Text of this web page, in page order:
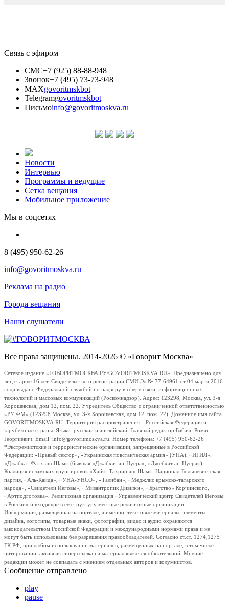
Связь с эфиром
СМС+7 (925) 88-88-948
Звонок+7 (495) 73-73-948
MAXgovoritmskbot
Telegramgovoritmskbot
Письмоinfo@govoritmoskva.ru
Новости
Интервью
Программы и ведущие
Сетка вещания
Мобильное приложение
Мы в соцсетях
8 (495) 950-62-26
info@govoritmoskva.ru
Реклама на радио
Города вещания
Наши слушатели
Все права защищены. 2014-2026 © «Говорит Москва»
Сетевое издание «ГОВОРИТМОСКВА.РУ/GOVORITMOSKVA.RU». Предназначено для
лиц старше 16 лет. Свидетельство о регистрации СМИ Эл № 77-64961 от 04 марта 2016
года выдано Федеральной службой по надзору в сфере связи, информационных
технологий и массовых коммуникаций (Роскомнадзор). Адрес: 123298, Москва, ул. 3-я
Хорошевская, дом 12, пом. 22. Учредитель Общество с ограниченной ответственностью
«РУ ФМ» (123298 Москва, ул. 3-я Хорошевская, дом 12, пом. 22). Доменное имя сайта
GOVORITMOSKVA.RU. Территория распространения – Российская Федерация и
зарубежные страны. Языки: русский и английский. Главный редактор Бабаян Роман
Георгиевич. Email: info@govoritmoskva.ru. Номер телефона: +7 (495) 950-62-26
*Экстремистские и террористические организации, запрещенные в Российской
Федерации: «Правый сектор», «Украинская повстанческая армия» (УПА), «ИГИЛ»,
«Джабхат Фатх аш-Шам» (бывшая «Джабхат ан-Нусра», «Джебхат ан-Нусра»),
Коалиция исламских группировок «Хайят Тахрир аш-Шам», Национал-Большевистская
партия, «Аль-Каида», «УНА-УНСО», «Талибан», «Меджлис крымско-татарского
народа», «Свидетели Иеговы», «Мизантропик Дивижн», «Братство» Корчинского,
«Артподготовка», Религиозная организация «Управленческий центр Свидетелей Иеговы
в России» и входящие в ее структуру местные религиозные организации.
Информация, размещенная на портале, а именно: текстовые материалы, элементы
дизайна, логотипы, товарные знаки, фотографии, видео и аудио охраняются
законодательством Российской Федерации и международными нормами права и не
могут быть использованы без разрешения правообладателей. Согласно ст.ст. 1274,1275
ГК РФ, при любом использовании материалов, размещенных на портале, в том числе
цитировании, активная гиперссылка на материал является обязательной. Мнение
редакции может не совпадать с мнением отдельных авторов и колумнистов.
Сообщение отправлено
play
pause